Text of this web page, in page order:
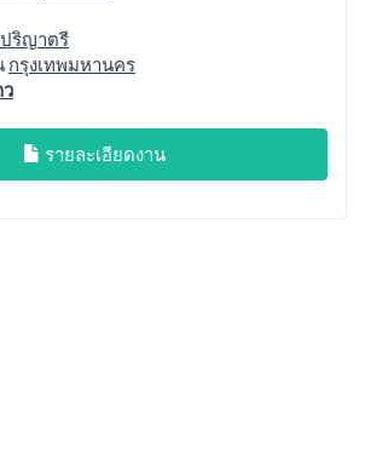
ริญาตรี
กรุงเทพมหานคร
รายละเอียดงาน